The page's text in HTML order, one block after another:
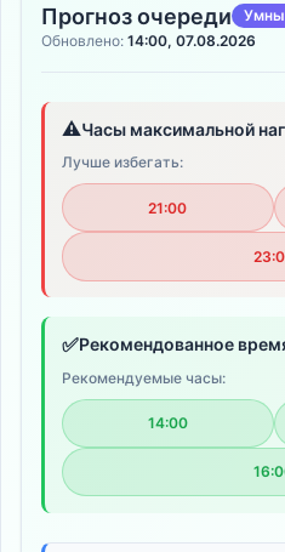
Прогноз очереди
Обновлено: 14:00, 07.08.2026
⚠️Часы максимальной
Лучше избегать:
21:00
✅Рекомендованное
Рекомендуемые часы:
14:00